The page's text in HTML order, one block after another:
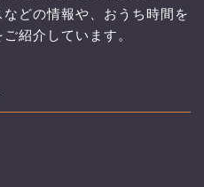
どの情報や、おうち時間を
紹介しています。